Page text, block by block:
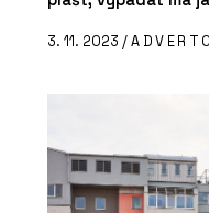
3. 11. 2023 /